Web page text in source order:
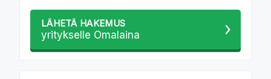
LÄHETÄ HAKEMUS
yritykselle Omalaina